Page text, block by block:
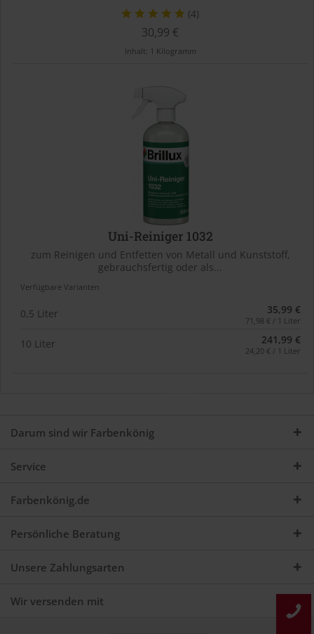
(4)
30,99 €
Inhalt: 1 Kilogramm
Uni-Reiniger 1032
zum Reinigen und Entfetten von Metall und Kunststoff,
gebrauchsfertig oder als...
Verfügbare Varianten
0,5 Liter 35,99 €
71,98 € / 1 Liter
10 Liter 241,99 €
24,20 € / 1 Liter
Darum sind wir Farbenkönig
Service
Farbenkönig.de
Persönliche Beratung
Unsere Zahlungsarten
Wir versenden mit